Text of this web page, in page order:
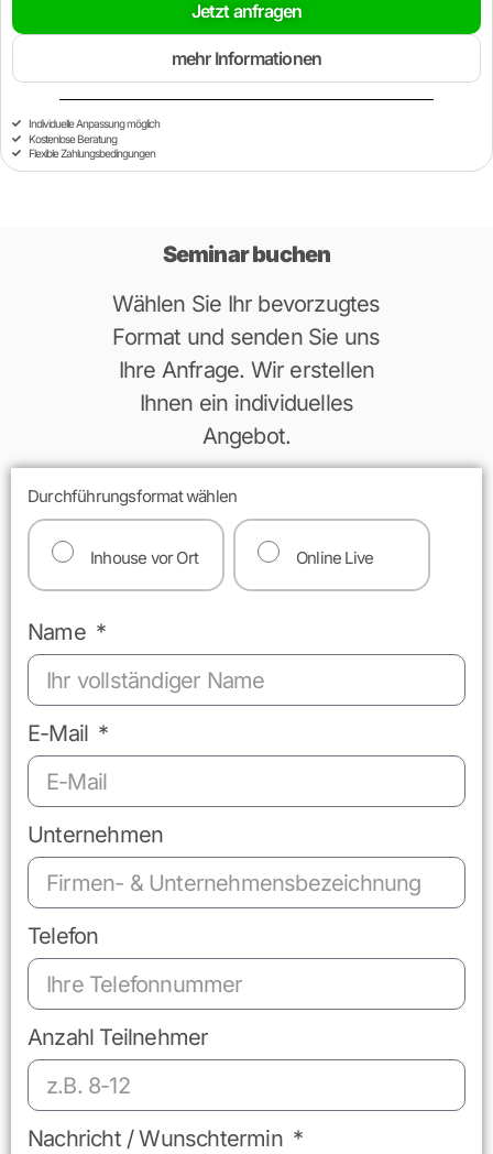
Jetzt anfragen
mehr Informationen
Individuelle Anpassung möglich
Kostenlose Beratung
Flexible Zahlungsbedingungen
Seminar buchen
Wählen Sie Ihr bevorzugtes
Format und senden Sie uns
Ihre Anfrage. Wir erstellen
Ihnen ein individuelles
Angebot.
Durchführungsformat wählen
Inhouse vor Ort Online Live
Name
E-Mail
Unternehmen
Telefon
Anzahl Teilnehmer
Nachricht / Wunschtermin